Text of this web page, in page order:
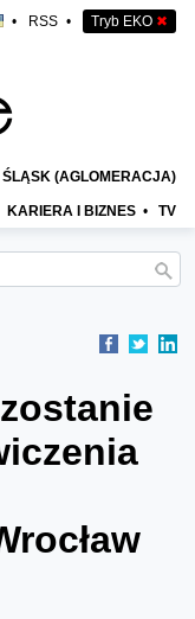
• RSS • Tryb EKO ✖
ŚLĄSK (AGLOMERACJA)
KARIERA I BIZNES • TV